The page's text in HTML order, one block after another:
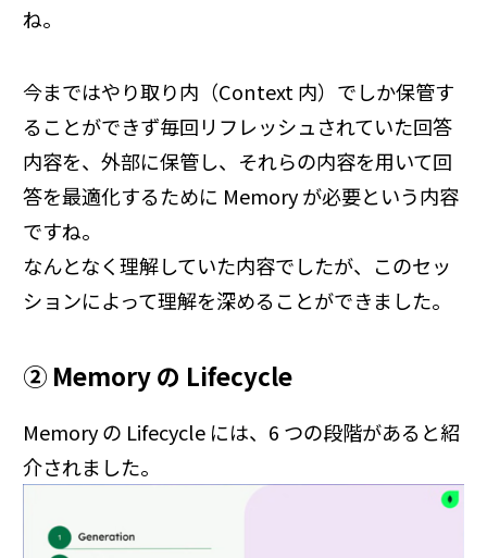
ね。
今まではやり取り内（Context 内）でしか保管す
ることができず毎回リフレッシュされていた回答
内容を、外部に保管し、それらの内容を用いて回
答を最適化するために Memory が必要という内容
ですね。
なんとなく理解していた内容でしたが、このセッ
ションによって理解を深めることができました。
② Memory の Lifecycle
Memory の Lifecycle には、6 つの段階があると紹
介されました。